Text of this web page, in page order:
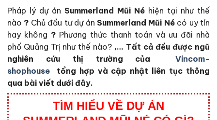
Pháp lý dự án Summerland Mũi Né hiện tại như thế
nào ? Chủ đầu tư dự án Summerland Mũi Nécó uy tín
hay không ? Phương thức thanh toán và ưu đãi nhà
phố Quảng Trị như thế nào? ,… Tất cả đều được ngũ
nghiên cứu thị trường của Vincom-
shophouse
tổng hợp và cập nhật liên tục thông
qua bài viết dưới đây.
TÌM HIỂU VỀ DỰ ÁN